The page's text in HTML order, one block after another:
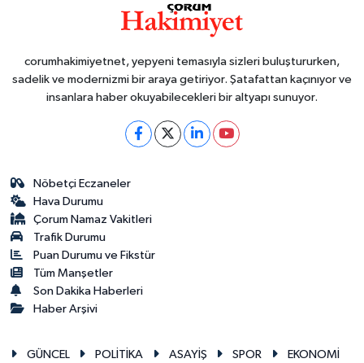
corumhakimiyetnet, yepyeni temasıyla sizleri buluştururken,
sadelik ve modernizmi bir araya getiriyor. Şatafattan kaçınıyor ve
insanlara haber okuyabilecekleri bir altyapı sunuyor.
Nöbetçi Eczaneler
Hava Durumu
Çorum Namaz Vakitleri
Trafik Durumu
Puan Durumu ve Fikstür
Tüm Manşetler
Son Dakika Haberleri
Haber Arşivi
GÜNCEL POLİTİKA ASAYİŞ SPOR EKONOMİ